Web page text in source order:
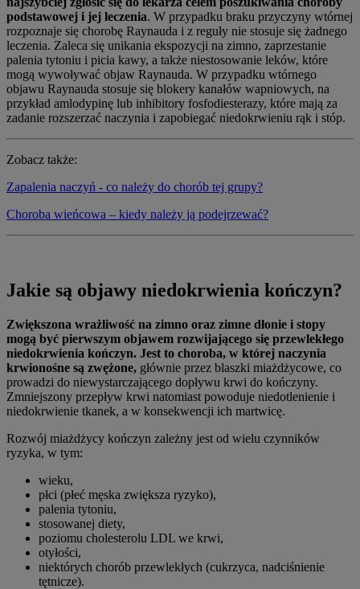
podstawowej i jej leczenia. W przypadku braku przyczyny wtórnej
rozpoznaje się chorobę Raynauda i z reguły nie stosuje się żadnego
leczenia. Zaleca się unikania ekspozycji na zimno, zaprzestanie
palenia tytoniu i picia kawy, a także niestosowanie leków, które
mogą wywoływać objaw Raynauda. W przypadku wtórnego
objawu Raynauda stosuje się blokery kanałów wapniowych, na
przykład amlodypinę lub inhibitory fosfodiesterazy, które mają za
zadanie rozszerzać naczynia i zapobiegać niedokrwieniu rąk i stóp.
Zobacz także:
Zapalenia naczyń - co należy do chorób tej grupy?
Choroba wieńcowa – kiedy należy ją podejrzewać?
Jakie są objawy niedokrwienia kończyn?
Zwiększona wrażliwość na zimno oraz zimne dłonie i stopy
mogą być pierwszym objawem rozwijającego się przewlekłego
niedokrwienia kończyn. Jest to choroba, w której naczynia
krwionośne są zwężone, głównie przez blaszki miażdżycowe, co
prowadzi do niewystarczającego dopływu krwi do kończyny.
Zmniejszony przepływ krwi natomiast powoduje niedotlenienie i
niedokrwienie tkanek, a w konsekwencji ich martwicę.
Rozwój miażdżycy kończyn zależny jest od wielu czynników
ryzyka, w tym:
wieku,
płci (płeć męska zwiększa ryzyko),
palenia tytoniu,
stosowanej diety,
poziomu cholesterolu LDL we krwi,
otyłości,
niektórych chorób przewlekłych (cukrzyca, nadciśnienie
tętnicze).